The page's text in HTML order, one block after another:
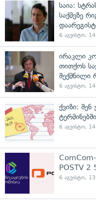
საია:
საქმეზე
6 აგვისტო,
ირაკლი
თითქოს
შექმნილი
6 აგვისტო,
ქვიზი:
6 აგვისტო,
POSTV 2
6 აგვისტო,